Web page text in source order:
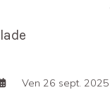
Ven 26 sept. 2025